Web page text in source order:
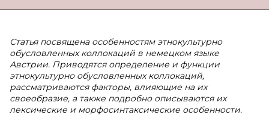
Статья посвящена особенностям этнокультурно
обусловленных коллокаций в немецком языке
Австрии. Приводятся определение и функции
этнокультурно обусловленных коллокаций,
рассматриваются факторы, влияющие на их
своеобразие, а также подробно описываются их
лексические и морфосинтаксические особенности.